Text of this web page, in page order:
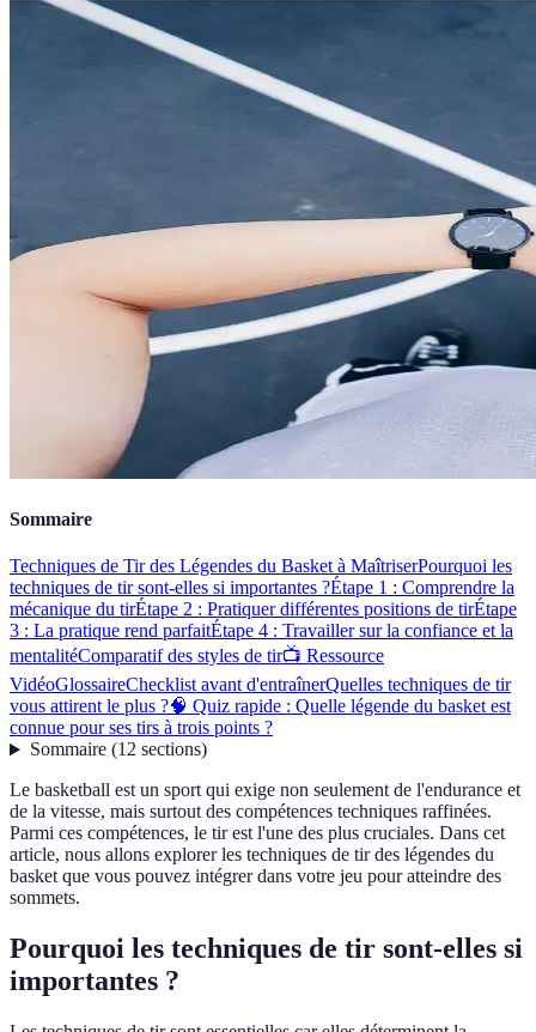
Sommaire
Techniques de Tir des Légendes du Basket à MaîtriserPourquoi les
techniques de tir sont-elles si importantes ?Étape 1 : Comprendre la
mécanique du tirÉtape 2 : Pratiquer différentes positions de tirÉtape
3 : La pratique rend parfaitÉtape 4 : Travailler sur la confiance et la
mentalitéComparatif des styles de tir📺 Ressource
VidéoGlossaireChecklist avant d'entraînerQuelles techniques de tir
vous attirent le plus ?🧠 Quiz rapide : Quelle légende du basket est
connue pour ses tirs à trois points ?
Sommaire(12 sections)
Le basketball est un sport qui exige non seulement de l'endurance et
de la vitesse, mais surtout des compétences techniques raffinées.
Parmi ces compétences, le tir est l'une des plus cruciales. Dans cet
article, nous allons explorer les techniques de tir des légendes du
basket que vous pouvez intégrer dans votre jeu pour atteindre des
sommets.
Pourquoi les techniques de tir sont-elles si
importantes ?